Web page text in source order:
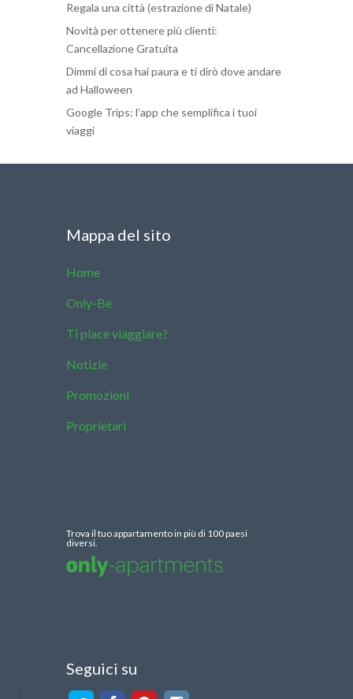
Regala una città (estrazione di Natale)
Novità per ottenere più clienti:
Cancellazione Gratuita
Dimmi di cosa hai paura e ti dirò dove andare
ad Halloween
Google Trips: l’app che semplifica i tuoi
viaggi
Mappa del sito
Home
Only-Be
Ti piace viaggiare?
Notizie
Promozioni
Proprietari
Trova il tuo appartamento in più di 100 paesi
diversi.
Seguici su